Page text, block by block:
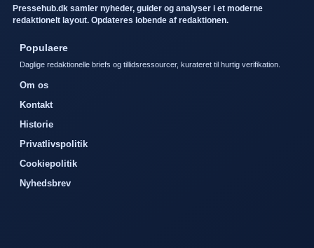
Pressehub.dk samler nyheder, guider og analyser i et moderne
redaktionelt layout. Opdateres lobende af redaktionen.
Populaere
Daglige redaktionelle briefs og tillidsressourcer, kurateret til hurtig verifikation.
Om os
Kontakt
Historie
Privatlivspolitik
Cookiepolitik
Nyhedsbrev